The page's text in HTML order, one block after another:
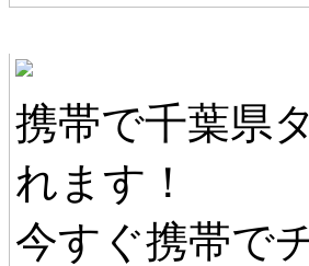
携帯で千葉県
れます！
今すぐ携帯で